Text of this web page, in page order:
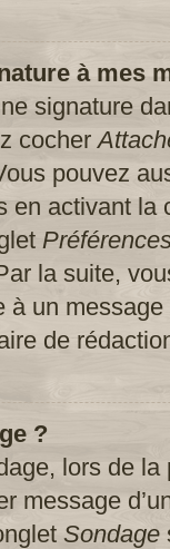
à mes
signature
cocher
pouvez
en activant la
la suite,
à un
de
?
lors de la
message
Sondage